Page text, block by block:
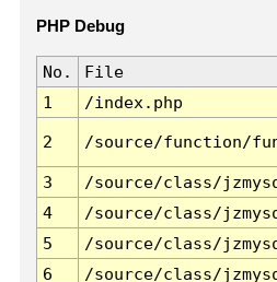
PHP Debug
No. File
1
/index.php
2 /source/function/
3 /source/class/
4
/source/class/
5
/source/class/
6
/source/class/